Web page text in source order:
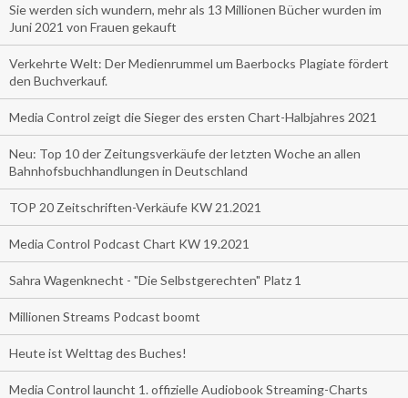
Sie werden sich wundern, mehr als 13 Millionen Bücher wurden im
Juni 2021 von Frauen gekauft
Verkehrte Welt: Der Medienrummel um Baerbocks Plagiate fördert
den Buchverkauf.
Media Control zeigt die Sieger des ersten Chart-Halbjahres 2021
Neu: Top 10 der Zeitungsverkäufe der letzten Woche an allen
Bahnhofsbuchhandlungen in Deutschland
TOP 20 Zeitschriften-Verkäufe KW 21.2021
Media Control Podcast Chart KW 19.2021
Sahra Wagenknecht - "Die Selbstgerechten" Platz 1
Millionen Streams Podcast boomt
Heute ist Welttag des Buches!
Media Control launcht 1. offizielle Audiobook Streaming-Charts